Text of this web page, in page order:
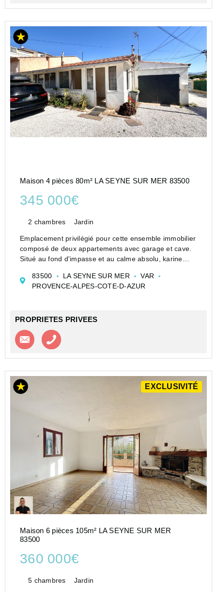
Maison 4 pièces 80m² LA SEYNE SUR MER 83500
345 000€
2 chambres Jardin
Emplacement privilégié pour cette ensemble immobilier
composé de deux appartements avec garage et cave.
Situé au fond d'impasse et au calme absolu, karine
opportunité d'acquérir une maison vous offrant u...
83500 LA SEYNE SUR MER
VAR
PROVENCE-ALPES-COTE-D-AZUR
PROPRIETES PRIVEES
Contacter l'agence
EXCLUSIVITÉ
Maison 6 pièces 105m² LA SEYNE SUR MER
83500
360 000€
5 chambres Jardin